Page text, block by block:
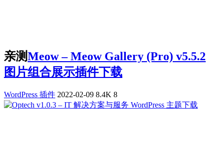
亲测Meow – Meow Gallery (Pro) v5.5.2
图片组合展示插件下载
WordPress 插件 2022-02-09 8.4K 8